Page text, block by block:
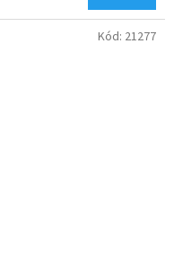
Kód: 21277